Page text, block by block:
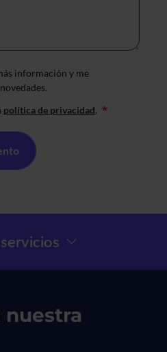
información y me
política de privacidad. *
nuestra